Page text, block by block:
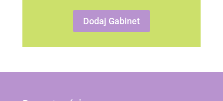
Dodaj Gabinet